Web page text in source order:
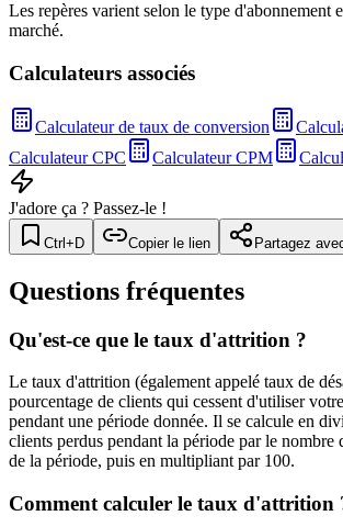
Les repères varient selon le type d'abonnement
marché.
Calculateurs associés
Calculateur de taux de conversion
Calculateur CPC
Calculateur CPM
J'adore ça ? Passez-le !
Ctrl+D Copier le lien Partagez
Questions fréquentes
Qu'est-ce que le taux d'attrition ?
Le taux d'attrition (également appelé taux de
pourcentage de clients qui cessent d'utiliser
pendant une période donnée. Il se calcule en
clients perdus pendant la période par le nombre
de la période, puis en multipliant par 100.
Comment calculer le taux d'attrition